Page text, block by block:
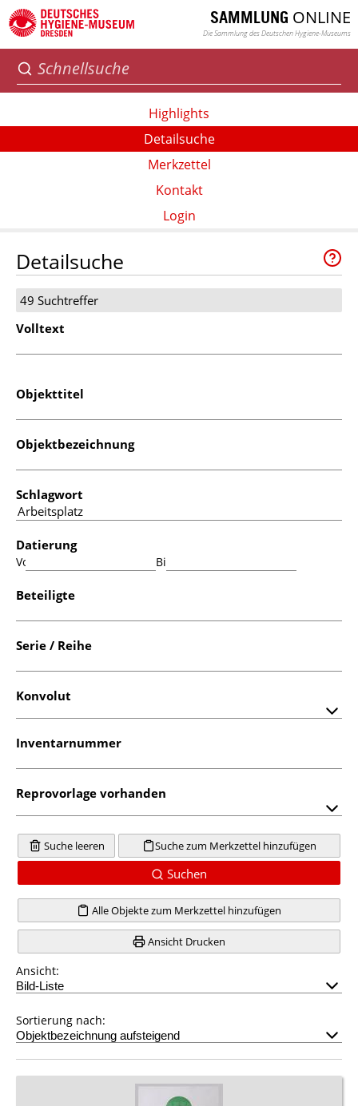
SAMMLUNG ONLINE
Die Sammlung des Deutschen Hygiene-Museums
Highlights
Detailsuche
Merkzettel
Kontakt
Login
Detailsuche
49 Suchtreffer
Volltext
Objekttitel
Objektbezeichnung
Schlagwort
Datierung
Von: Bis:
Beteiligte
Serie / Reihe
Konvolut
Inventarnummer
Reprovorlage vorhanden
Suche leeren Suche zum Merkzettel hinzufügen
Suchen
Alle Objekte zum Merkzettel hinzufügen
Ansicht Drucken
Ansicht:
Sortierung nach: